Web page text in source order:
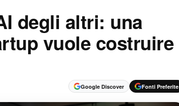
degli altri: una
vuole costruire
Google Discover Fonti Preferite